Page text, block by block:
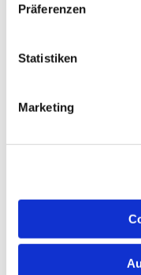
Präferenzen
Statistiken
Marketing